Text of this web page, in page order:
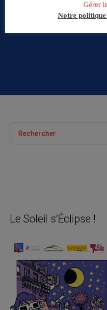
Le Soleil s’Éclipse !
Gérer
Notre